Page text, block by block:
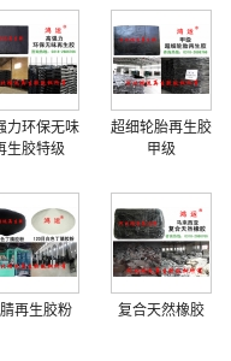
力环保无味
生胶特级
超细轮胎再生胶
甲级
腈再生胶粉 复合天然橡胶